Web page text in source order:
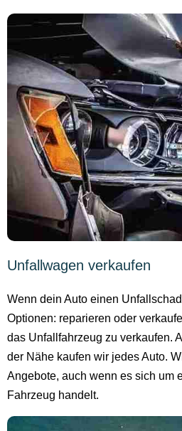
Unfallwagen verkaufen
Wenn dein Auto einen
Optionen: reparieren oder
das Unfallfahrzeug zu verkaufen.
der Nähe kaufen wir jedes Auto.
Angebote, auch wenn es sich um
Fahrzeug handelt.